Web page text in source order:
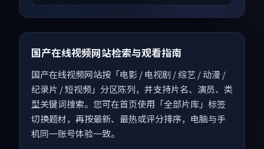
国产在线视频网站检索与观看指南
国产在线视频网站按「电影 / 电视剧 / 综艺 / 动漫 /
纪录片 / 短视频」分区陈列，并支持片名、演员、类
型关键词搜索。您可在首页使用「全部片库」标签
切换题材，再按最新、最热或评分排序，电脑与手
机同一账号体验一致。